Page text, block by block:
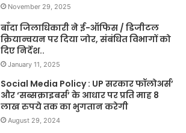
November 29, 2025
बाँदा जिलाधिकारी ने ई-ऑफिस / डिजीटल
क्रियान्वयन पर दिया जोर, संबंधित विभागों को
दिए निर्देश..
January 11, 2025
Social Media Policy : UP सरकार फॉलोअर्स’
और ‘सब्सक्राइबर्स’ के आधार पर प्रति माह 8
लाख रुपये तक का भुगतान करेगी
August 29, 2024